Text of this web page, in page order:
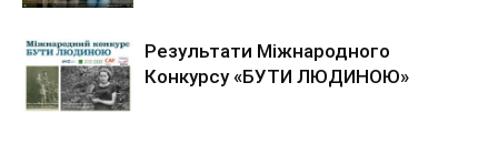
Результати Міжнародного
Конкурсу «БУТИ ЛЮДИНОЮ»